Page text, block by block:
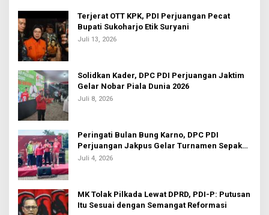
Terjerat OTT KPK, PDI Perjuangan Pecat
Bupati Sukoharjo Etik Suryani
Juli 13, 2026
Solidkan Kader, DPC PDI Perjuangan Jaktim
Gelar Nobar Piala Dunia 2026
Juli 8, 2026
Peringati Bulan Bung Karno, DPC PDI
Perjuangan Jakpus Gelar Turnamen Sepak
Bola U-20
Juli 4, 2026
MK Tolak Pilkada Lewat DPRD, PDI-P: Putusan
Itu Sesuai dengan Semangat Reformasi